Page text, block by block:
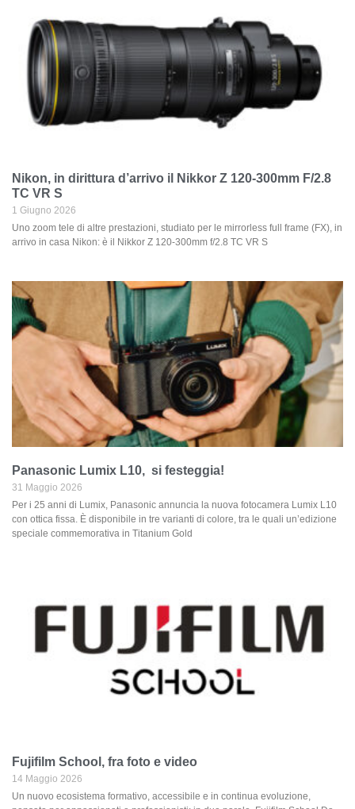
Nikon, in dirittura d’arrivo il Nikkor Z 120-300mm F/2.8
TC VR S
1 Giugno 2026
Uno zoom tele di altre prestazioni, studiato per le mirrorless full frame (FX), in
arrivo in casa Nikon: è il Nikkor Z 120-300mm f/2.8 TC VR S
Panasonic Lumix L10, si festeggia!
31 Maggio 2026
Per i 25 anni di Lumix, Panasonic annuncia la nuova fotocamera Lumix L10
con ottica fissa. È disponibile in tre varianti di colore, tra le quali un’edizione
speciale commemorativa in Titanium Gold
Fujifilm School, fra foto e video
14 Maggio 2026
Un nuovo ecosistema formativo, accessibile e in continua evoluzione,